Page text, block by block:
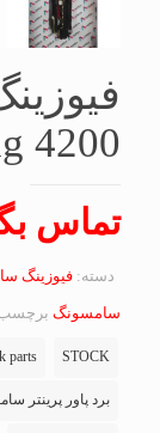
4200
تماس بگیرید
دسته: فیوزینگ
سامسونگ
STOCK
parts
برد پاور پرینتر